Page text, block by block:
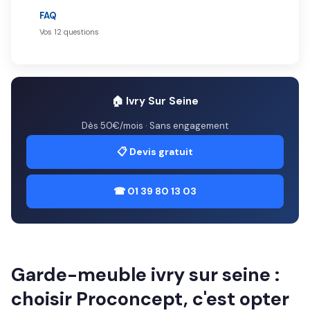
FAQ
Vos 12 questions
🏠 Ivry Sur Seine
Dès 50€/mois · Sans engagement
📋 Devis gratuit
☎ 01 39 80 13 03
Garde-meuble ivry sur seine :
choisir Proconcept, c'est opter